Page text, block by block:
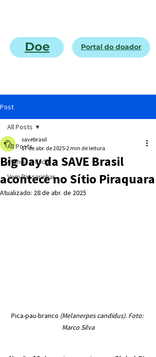
Doe Portal do doador
Post
All Posts
Ciência cidadã
Vem Passarinhar
All Posts
Big Day da SAVE Brasil
acontece no Sítio Piraquara
savebrasil
17 de abr. de 2025 2 min de leitura
Atualizado: 28 de abr. de 2025
Pica-pau-branco (Melanerpes candidus). Foto:
Marco Silva